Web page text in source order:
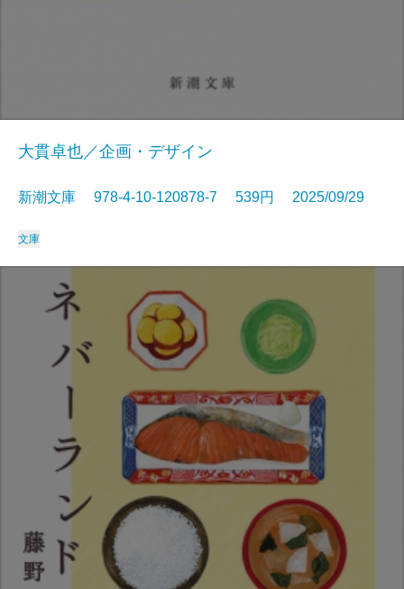
大貫卓也／企画・デザイン
新潮文庫 978-4-10-120878-7 539円 2025/09/29
文庫